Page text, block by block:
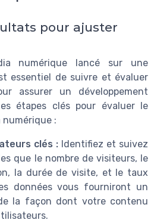
pour ajuster
numérique lancé sur une
essentiel de suivre et évaluer
assurer un développement
étapes clés pour évaluer le
numérique :
clés : Identifiez et suivez
que le nombre de visiteurs, le
la durée de visite, et le taux
données vous fourniront un
la façon dont votre contenu